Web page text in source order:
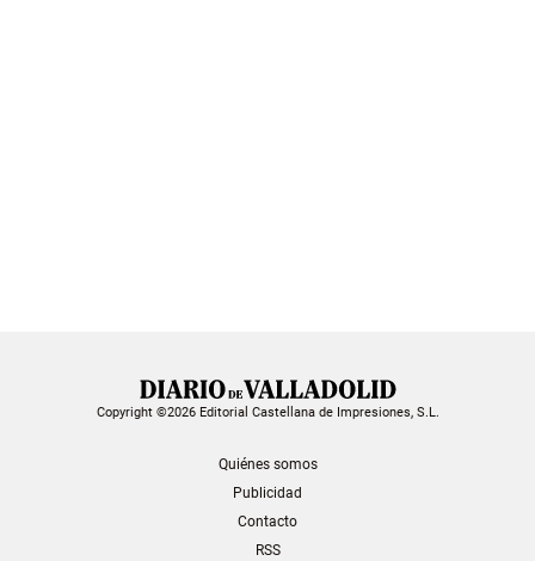
Copyright ©2026 Editorial Castellana de Impresiones, S.L.
Quiénes somos
Publicidad
Contacto
RSS